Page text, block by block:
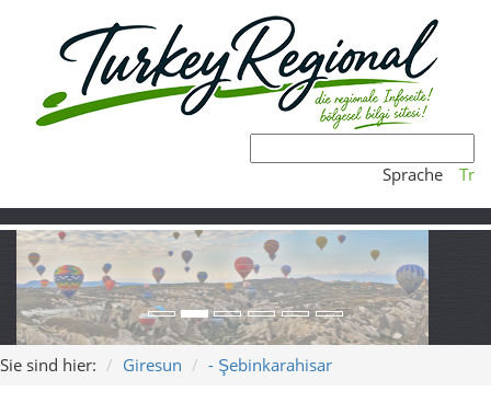
Sprache Tr
Sie sind hier: Giresun - Şebinkarahisar